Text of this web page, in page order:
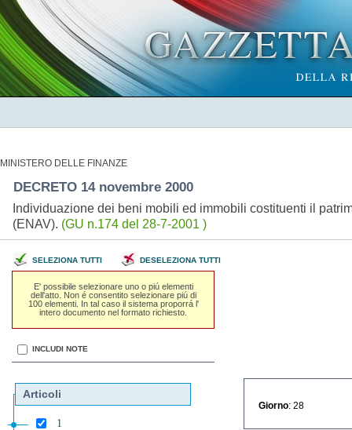
MINISTERO DELLE FINANZE
DECRETO 14 novembre 2000
Individuazione dei beni mobili ed immobili costituenti il
(ENAV). (GU n.174 del 28-7-2001 )
SELEZIONA TUTTI DESELEZIONA TUTTI
E' possibile selezionare uno o piú elementi
dell'atto. Non é consentito selezionare piú di
100 elementi. In tal caso il sistema proporrá l'
intero documento nel formato richiesto.
INCLUDI NOTE
Articoli
1
Giorno : 28